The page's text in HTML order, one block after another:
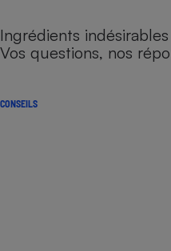
Ingrédients
Vos questions, nos
CONSEILS